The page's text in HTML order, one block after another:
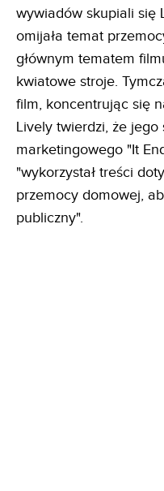
wywiadów skupiali się
omijała temat
głównym tematem
kwiatowe stroje.
film, koncentrując się
Lively twierdzi, że
marketingowego "It
"wykorzystał treści
przemocy domowej,
publiczny".